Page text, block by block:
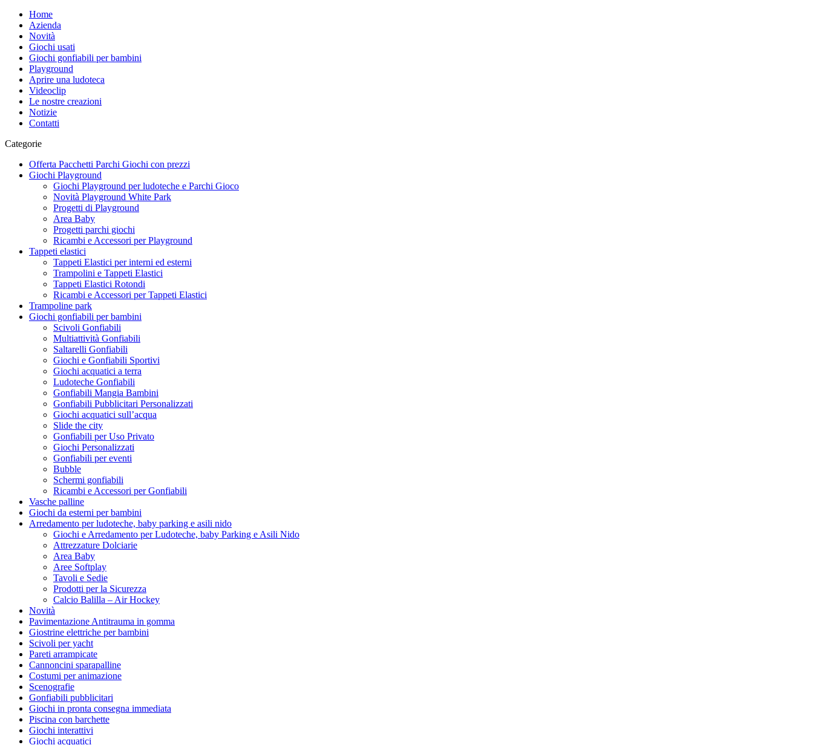
Home
Azienda
Novità
Giochi usati
Giochi gonfiabili per bambini
Playground
Aprire una ludoteca
Videoclip
Le nostre creazioni
Notizie
Contatti
Categorie
Offerta Pacchetti Parchi Giochi con prezzi
Giochi Playground
Giochi Playground per ludoteche e Parchi Gioco
Novità Playground White Park
Progetti di Playground
Area Baby
Progetti parchi giochi
Ricambi e Accessori per Playground
Tappeti elastici
Tappeti Elastici per interni ed esterni
Trampolini e Tappeti Elastici
Tappeti Elastici Rotondi
Ricambi e Accessori per Tappeti Elastici
Trampoline park
Giochi gonfiabili per bambini
Scivoli Gonfiabili
Multiattività Gonfiabili
Saltarelli Gonfiabili
Giochi e Gonfiabili Sportivi
Giochi acquatici a terra
Ludoteche Gonfiabili
Gonfiabili Mangia Bambini
Gonfiabili Pubblicitari Personalizzati
Giochi acquatici sull’acqua
Slide the city
Gonfiabili per Uso Privato
Giochi Personalizzati
Gonfiabili per eventi
Bubble
Schermi gonfiabili
Ricambi e Accessori per Gonfiabili
Vasche palline
Giochi da esterni per bambini
Arredamento per ludoteche, baby parking e asili nido
Giochi e Arredamento per Ludoteche, baby Parking e Asili Nido
Attrezzature Dolciarie
Area Baby
Aree Softplay
Tavoli e Sedie
Prodotti per la Sicurezza
Calcio Balilla – Air Hockey
Novità
Pavimentazione Antitrauma in gomma
Giostrine elettriche per bambini
Scivoli per yacht
Pareti arrampicate
Cannoncini sparapalline
Costumi per animazione
Scenografie
Gonfiabili pubblicitari
Giochi in pronta consegna immediata
Piscina con barchette
Giochi interattivi
Giochi acquatici